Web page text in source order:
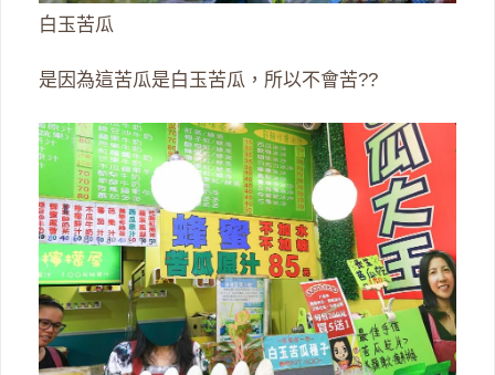
白玉苦瓜
是因為這苦瓜是白玉苦瓜，所以不會苦??